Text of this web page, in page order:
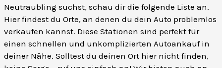
Neutraubling suchst, schau dir die folgende Liste an.
Hier findest du Orte, an denen du dein Auto problemlos
verkaufen kannst. Diese Stationen sind perfekt für
einen schnellen und unkomplizierten Autoankauf in
deiner Nähe. Solltest du deinen Ort hier nicht finden,